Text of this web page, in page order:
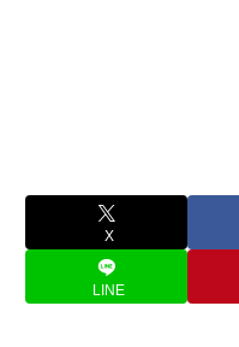
X
LINE